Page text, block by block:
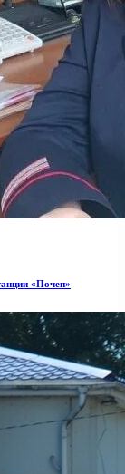
«Почеп»